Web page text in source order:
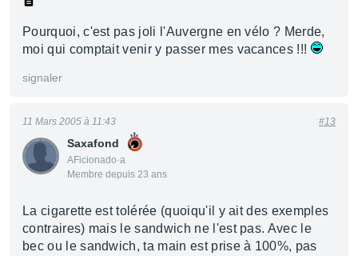
Pourquoi, c'est pas joli l'Auvergne en vélo ? Merde,
moi qui comptait venir y passer mes vacances !!!
signaler
Saxafond
AFicionado·a
Membre depuis 23 ans
11 Mars 2005 à 11:43 #13
La cigarette est tolérée (quoiqu'il y ait des exemples
contraires) mais le sandwich ne l'est pas. Avec le
bec ou le sandwich, ta main est prise à 100%, pas